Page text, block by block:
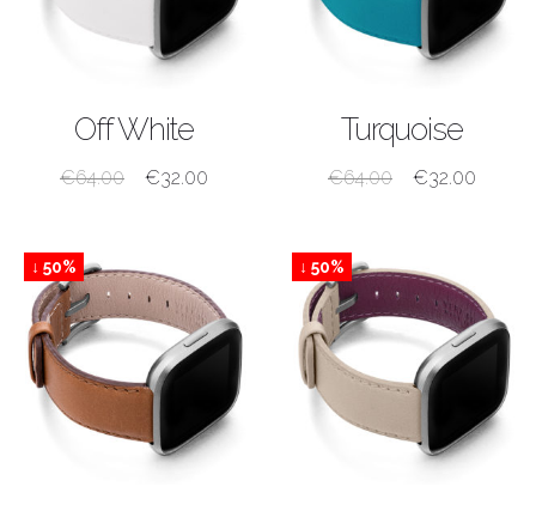
Off White
€64.00 €32.00
Turquoise
€64.00 €32.00
↓ 50% ↓ 50%